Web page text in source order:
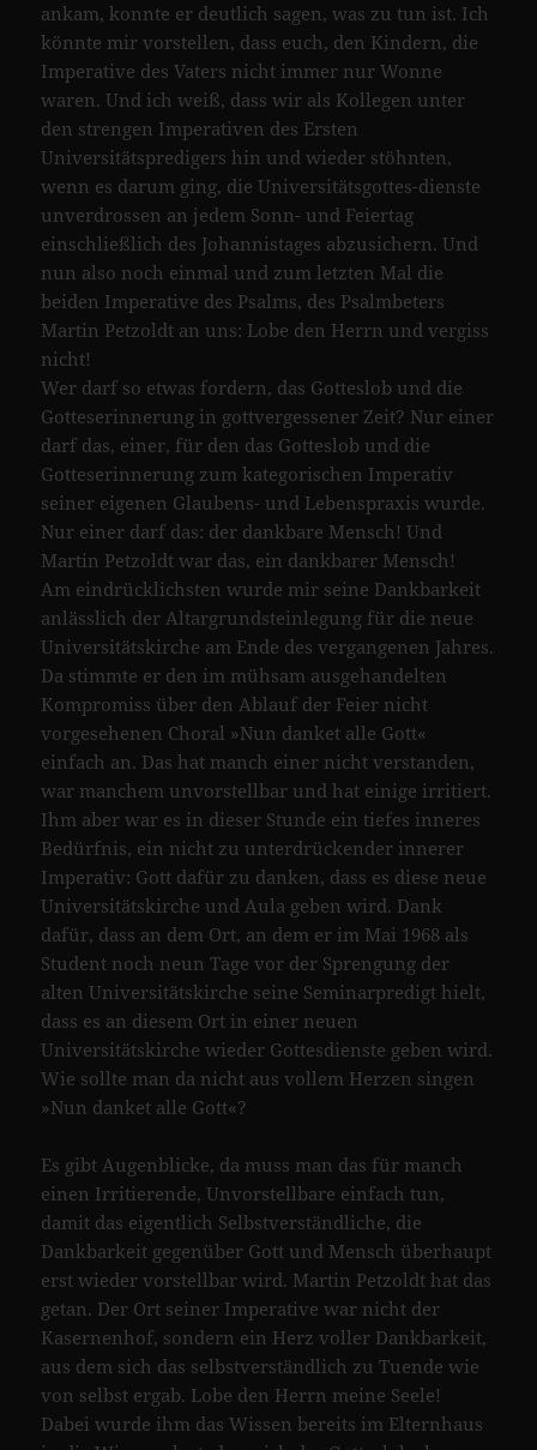
ankam, konnte er deutlich sagen, was zu tun ist. Ich
könnte mir vorstellen, dass euch, den Kindern, die
Imperative des Vaters nicht immer nur Wonne
waren. Und ich weiß, dass wir als Kollegen unter
den strengen Imperativen des Ersten
Universitätspredigers hin und wieder stöhnten,
wenn es darum ging, die Universitätsgottes-dienste
unverdrossen an jedem Sonn- und Feiertag
einschließlich des Johannistages abzusichern. Und
nun also noch einmal und zum letzten Mal die
beiden Imperative des Psalms, des Psalmbeters
Martin Petzoldt an uns: Lobe den Herrn und vergiss
nicht!
Wer darf so etwas fordern, das Gotteslob und die
Gotteserinnerung in gottvergessener Zeit? Nur einer
darf das, einer, für den das Gotteslob und die
Gotteserinnerung zum kategorischen Imperativ
seiner eigenen Glaubens- und Lebenspraxis wurde.
Nur einer darf das: der dankbare Mensch! Und
Martin Petzoldt war das, ein dankbarer Mensch!
Am eindrücklichsten wurde mir seine Dankbarkeit
anlässlich der Altargrundsteinlegung für die neue
Universitätskirche am Ende des vergangenen Jahres.
Da stimmte er den im mühsam ausgehandelten
Kompromiss über den Ablauf der Feier nicht
vorgesehenen Choral »Nun danket alle Gott«
einfach an. Das hat manch einer nicht verstanden,
war manchem unvorstellbar und hat einige irritiert.
Ihm aber war es in dieser Stunde ein tiefes inneres
Bedürfnis, ein nicht zu unterdrückender innerer
Imperativ: Gott dafür zu danken, dass es diese neue
Universitätskirche und Aula geben wird. Dank
dafür, dass an dem Ort, an dem er im Mai 1968 als
Student noch neun Tage vor der Sprengung der
alten Universitätskirche seine Seminarpredigt hielt,
dass es an diesem Ort in einer neuen
Universitätskirche wieder Gottesdienste geben wird.
Wie sollte man da nicht aus vollem Herzen singen
»Nun danket alle Gott«?
Es gibt Augenblicke, da muss man das für manch
einen Irritierende, Unvorstellbare einfach tun,
damit das eigentlich Selbstverständliche, die
Dankbarkeit gegenüber Gott und Mensch überhaupt
erst wieder vorstellbar wird. Martin Petzoldt hat das
getan. Der Ort seiner Imperative war nicht der
Kasernenhof, sondern ein Herz voller Dankbarkeit,
aus dem sich das selbstverständlich zu Tuende wie
von selbst ergab. Lobe den Herrn meine Seele!
Dabei wurde ihm das Wissen bereits im Elternhaus